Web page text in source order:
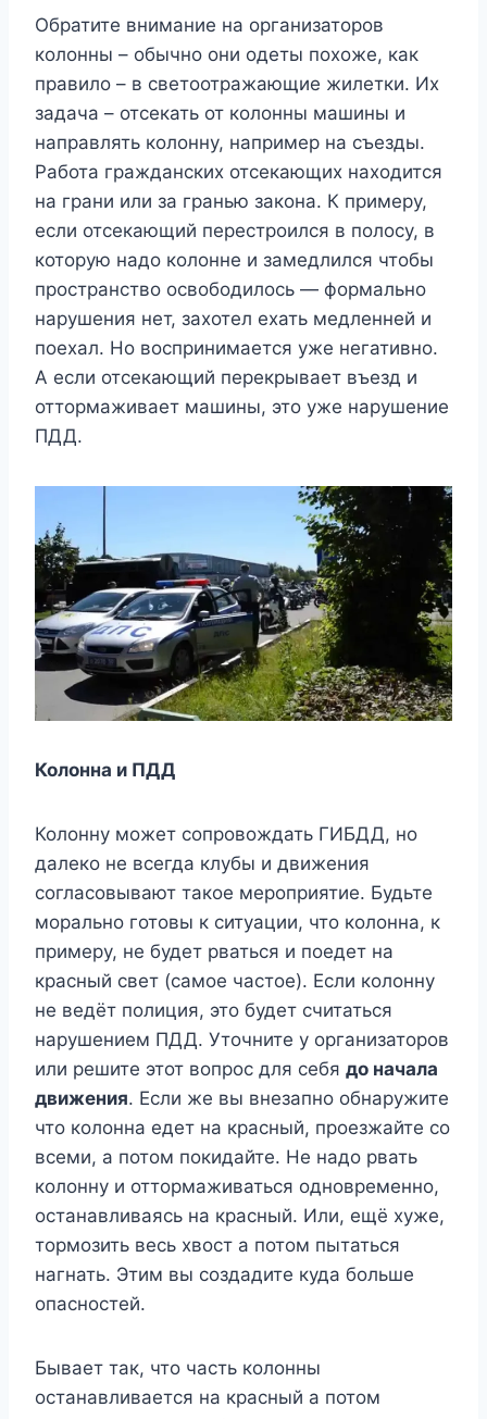
Обратите внимание на организаторов
колонны – обычно они одеты похоже, как
правило – в светоотражающие жилетки. Их
задача – отсекать от колонны машины и
направлять колонну, например на съезды.
Работа гражданских отсекающих находится
на грани или за гранью закона. К примеру,
если отсекающий перестроился в полосу, в
которую надо колонне и замедлился чтобы
пространство освободилось — формально
нарушения нет, захотел ехать медленней и
поехал. Но воспринимается уже негативно.
А если отсекающий перекрывает въезд и
оттормаживает машины, это уже нарушение
ПДД.
Колонна и ПДД
Колонну может сопровождать ГИБДД, но
далеко не всегда клубы и движения
согласовывают такое мероприятие. Будьте
морально готовы к ситуации, что колонна, к
примеру, не будет рваться и поедет на
красный свет (самое частое). Если колонну
не ведёт полиция, это будет считаться
нарушением ПДД. Уточните у организаторов
или решите этот вопрос для себя до начала
движения. Если же вы внезапно обнаружите
что колонна едет на красный, проезжайте со
всеми, а потом покидайте. Не надо рвать
колонну и оттормаживаться одновременно,
останавливаясь на красный. Или, ещё хуже,
тормозить весь хвост а потом пытаться
нагнать. Этим вы создадите куда больше
опасностей.
Бывает так, что часть колонны
останавливается на красный а потом